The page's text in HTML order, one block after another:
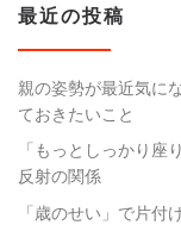
最近の投稿
親の姿勢が最近気に
ておきたいこと
「もっとしっかり座
反射の関係
「歳のせい」で片付